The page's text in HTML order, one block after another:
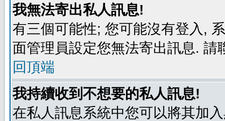
我無法寄出私人訊息!
有三個可能性; 您可能沒有登入,
面管理員設定您無法寄出訊息. 請
回頂端
我持續收到不想要的私人訊息!
在私人訊息系統中您可以將其加